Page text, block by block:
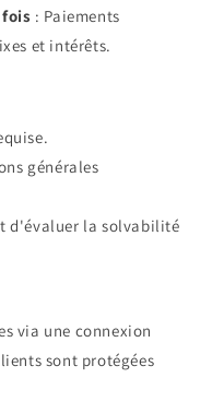
: Paiements
et intérêts.
générales
d'évaluer la solvabilité
via une connexion
sont protégées